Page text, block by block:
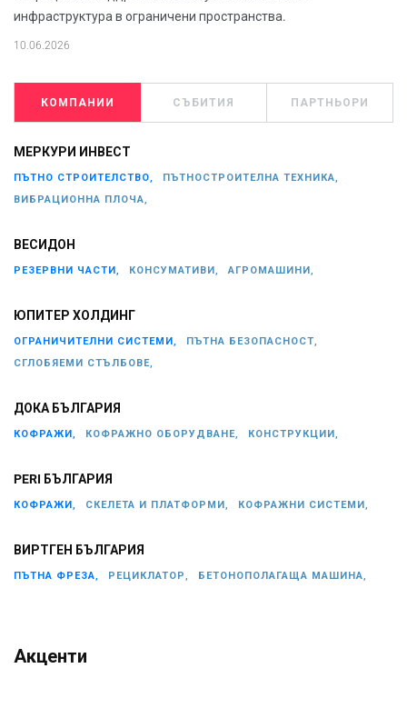
инфраструктура в ограничени пространства.
10.06.2026
КОМПАНИИ СЪБИТИЯ ПАРТНЬОРИ
МЕРКУРИ ИНВЕСТ
ПЪТНО СТРОИТЕЛСТВО,
ПЪТНОСТРОИТЕЛНА ТЕХНИКА,
ВИБРАЦИОННА ПЛОЧА,
ВЕСИДОН
РЕЗЕРВНИ ЧАСТИ, КОНСУМАТИВИ, АГРОМАШИНИ,
ЮПИТЕР ХОЛДИНГ
ОГРАНИЧИТЕЛНИ СИСТЕМИ,
ПЪТНА БЕЗОПАСНОСТ,
СГЛОБЯЕМИ СТЪЛБОВЕ,
ДОКА БЪЛГАРИЯ
КОФРАЖИ, КОФРАЖНО ОБОРУДВАНЕ, КОНСТРУКЦИИ,
PERI БЪЛГАРИЯ
КОФРАЖИ, СКЕЛЕТА И ПЛАТФОРМИ, КОФРАЖНИ СИСТЕМИ,
ВИРТГЕН БЪЛГАРИЯ
ПЪТНА ФРЕЗА, РЕЦИКЛАТОР, БЕТОНОПОЛАГАЩА МАШИНА,
Акценти